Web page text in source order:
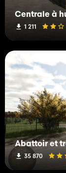
Centrale à
1 211
35 870